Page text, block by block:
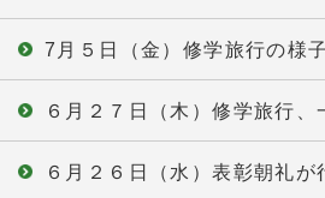
7月５日（金）修学旅行の様子
６月２７日（木）修学旅行、
６月２６日（水）表彰朝礼が